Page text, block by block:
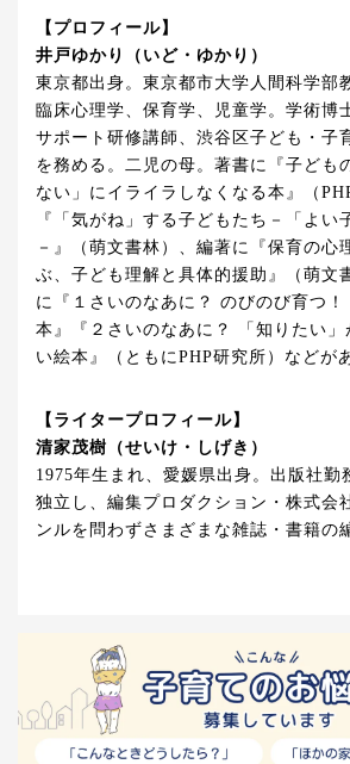
【プロフィール】
井戸ゆかり（いど・ゆかり）
東京都出身。東京都市大学人間科学部
臨床心理学、保育学、児童学。学術博
サポート研修講師、渋谷区子ども・子
を務める。二児の母。著書に『子ども
ない」にイライラしなくなる本』（
『「気がね」する子どもたち－「よい
－』（萌文書林）、編著に『保育の
ぶ、子ども理解と具体的援助』（萌文
に『１さいのなあに？ のびのび育つ
本』『２さいのなあに？ 「知りたい
い絵本』（ともにPHP研究所）などが
【ライタープロフィール】
清家茂樹（せいけ・しげき）
1975年生まれ、愛媛県出身。出版社勤
独立し、編集プロダクション・株式会
ンルを問わずさまざまな雑誌・書籍の